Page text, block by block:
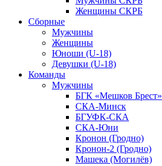
Женщины СКРБ
Сборные
Мужчины
Женщины
Юноши (U-18)
Девушки (U-18)
Команды
Мужчины
БГК «Мешков Брест»
СКА-Минск
БГУФК-СКА
СКА-Юни
Кронон (Гродно)
Кронон-2 (Гродно)
Машека (Могилёв)